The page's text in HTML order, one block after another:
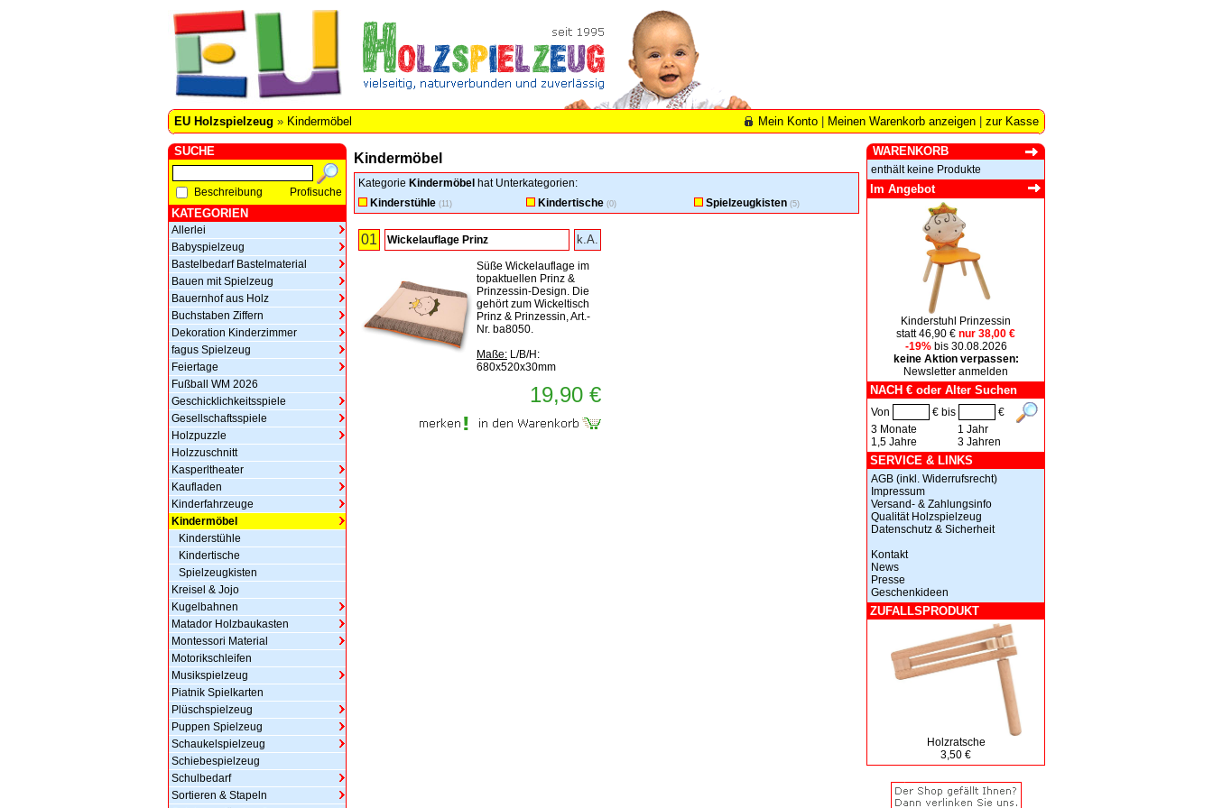
EU Holzspielzeug » Kindermöbel Mein Konto Meinen Warenkorb anzeigen zur Kasse
SUCHE
Beschreibung Profisuche
KATEGORIEN
Allerlei
Babyspielzeug
Bastelbedarf Bastelmaterial
Bauen mit Spielzeug
Bauernhof aus Holz
Buchstaben Ziffern
Dekoration Kinderzimmer
fagus Spielzeug
Feiertage
Fußball WM 2026
Geschicklichkeitsspiele
Gesellschaftsspiele
Holzpuzzle
Holzzuschnitt
Kasperltheater
Kaufladen
Kinderfahrzeuge
Kindermöbel
Kinderstühle
Kindertische
Spielzeugkisten
Kreisel & Jojo
Kugelbahnen
Matador Holzbaukasten
Montessori Material
Motorikschleifen
Musikspielzeug
Piatnik Spielkarten
Plüschspielzeug
Puppen Spielzeug
Schaukelspielzeug
Schiebespielzeug
Schulbedarf
Sortieren & Stapeln
Kindermöbel
Kategorie Kindermöbel hat Unterkategorien:
Kinderstühle (11) Kindertische (0) Spielzeugkisten (5)
01 Wickelauflage Prinz k.A.
Süße Wickelauflage im
topaktuellen Prinz &
Prinzessin-Design. Die
gehört zum Wickeltisch
Prinz & Prinzessin, Art.-
Nr. ba8050.
Maße: L/B/H:
680x520x30mm
19,90 €
WARENKORB
enthält keine Produkte
Im Angebot
Kinderstuhl Prinzessin
statt 46,90 € nur 38,00 €
-19%bis 30.08.2026
keine Aktion verpassen:
Newsletter anmelden
NACH € oder Alter Suchen
Von € bis
€
3 Monate
1,5 Jahre
1 Jahr
3 Jahren
SERVICE & LINKS
AGB (inkl. Widerrufsrecht)
Impressum
Versand- & Zahlungsinfo
Qualität Holzspielzeug
Datenschutz & Sicherheit
Kontakt
News
Presse
Geschenkideen
ZUFALLSPRODUKT
Holzratsche
3,50 €